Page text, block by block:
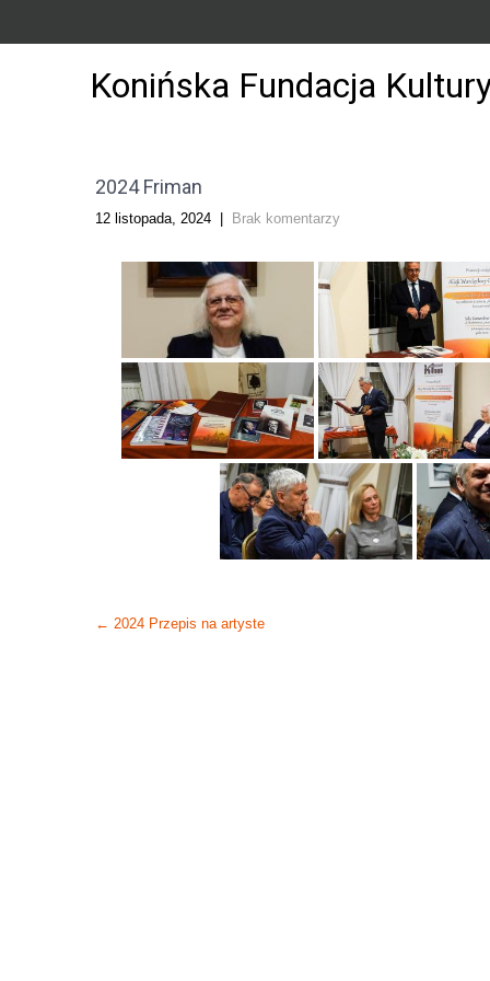
Konińska Fundacja
2024 Friman
12 listopada, 2024 Brak komentarzy
Post
← 2024 Przepis na artyste